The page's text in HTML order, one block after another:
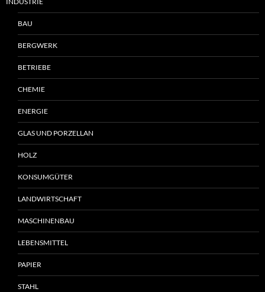
BAU
BERGWERK
BETRIEBE
CHEMIE
ENERGIE
GLAS UND PORZELLAN
HOLZ
KONSUMGÜTER
LANDWIRTSCHAFT
MASCHINENBAU
LEBENSMITTEL
PAPIER
STAHL